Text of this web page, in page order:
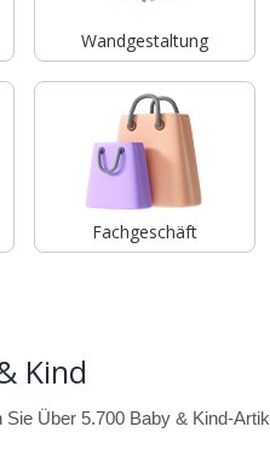
Wandgestaltung
Fachgeschäft
Kind
Sie Über 5.700 Baby & Kind-